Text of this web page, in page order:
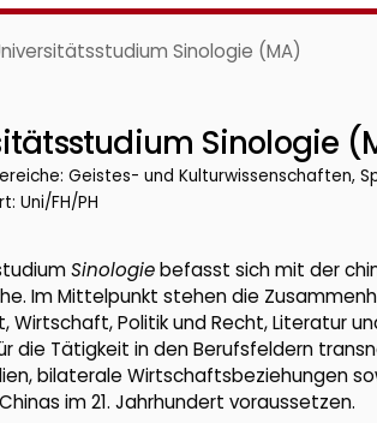
Sinologie (MA)
Sinologie
Geistes- und Kulturwissenschaften,
Uni/FH/PH
Sinologiebefasst sich mit der
Im Mittelpunkt stehen die
Wirtschaft, Politik und Recht, Literatur
die Tätigkeit in den Berufsfeldern
bilaterale Wirtschaftsbeziehungen
im 21. Jahrhundert voraussetzen.